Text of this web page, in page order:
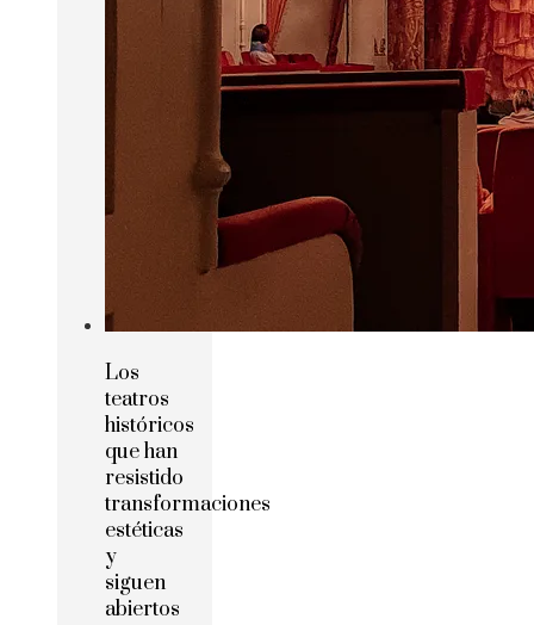
Los
teatros
históricos
que han
resistido
transformaciones
estéticas
y
siguen
abiertos